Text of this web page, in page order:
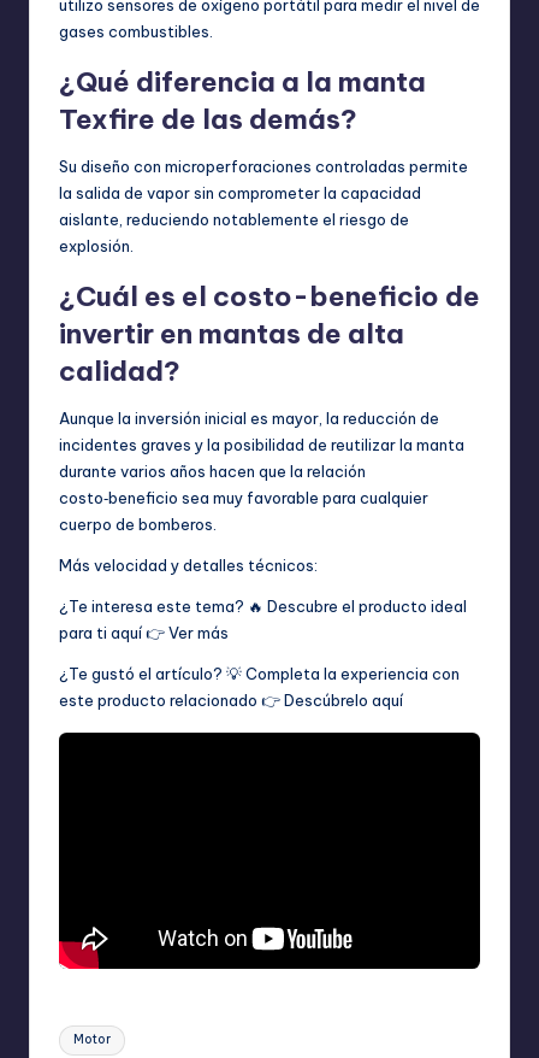
utilizo sensores de oxígeno portátil para medir el nivel de
gases combustibles.
¿Qué diferencia a la manta
Texfire de las demás?
Su diseño con microperforaciones controladas permite
la salida de vapor sin comprometer la capacidad
aislante, reduciendo notablemente el riesgo de
explosión.
¿Cuál es el costo-beneficio de
invertir en mantas de alta
calidad?
Aunque la inversión inicial es mayor, la reducción de
incidentes graves y la posibilidad de reutilizar la manta
durante varios años hacen que la relación
costo‑beneficio sea muy favorable para cualquier
cuerpo de bomberos.
Más velocidad y detalles técnicos:
¿Te interesa este tema? 🔥 Descubre el producto ideal
para ti aquí 👉Ver más
¿Te gustó el artículo? 💡 Completa la experiencia con
este producto relacionado 👉Descúbrelo aquí
Etiquetas:
Motor